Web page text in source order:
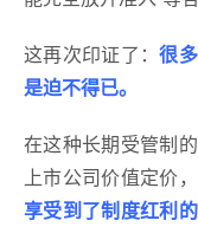
这再次印证了：很
是迫不得已。
在这种长期受管制
上市公司价值定价
享受到了制度红利